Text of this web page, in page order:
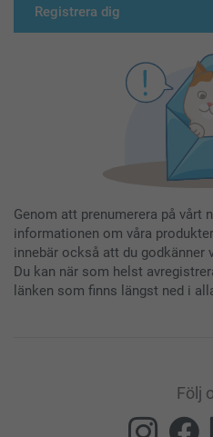
Registrera dig
Genom att prenumerera på vårt
informationen om våra
innebär också att du godkänner
Du kan när som helst
länken som finns längst ned i
Följ